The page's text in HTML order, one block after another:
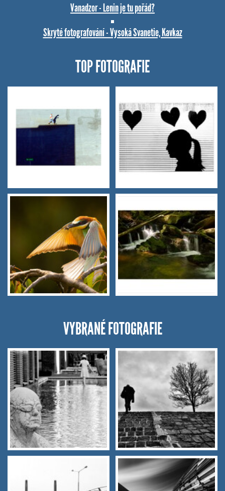
Vanadzor - Lenin je tu pořád?
Skryté fotografování - Vysoká Svanetie, Kavkaz
TOP FOTOGRAFIE
VYBRANÉ FOTOGRAFIE